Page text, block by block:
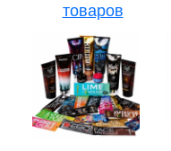
товаров